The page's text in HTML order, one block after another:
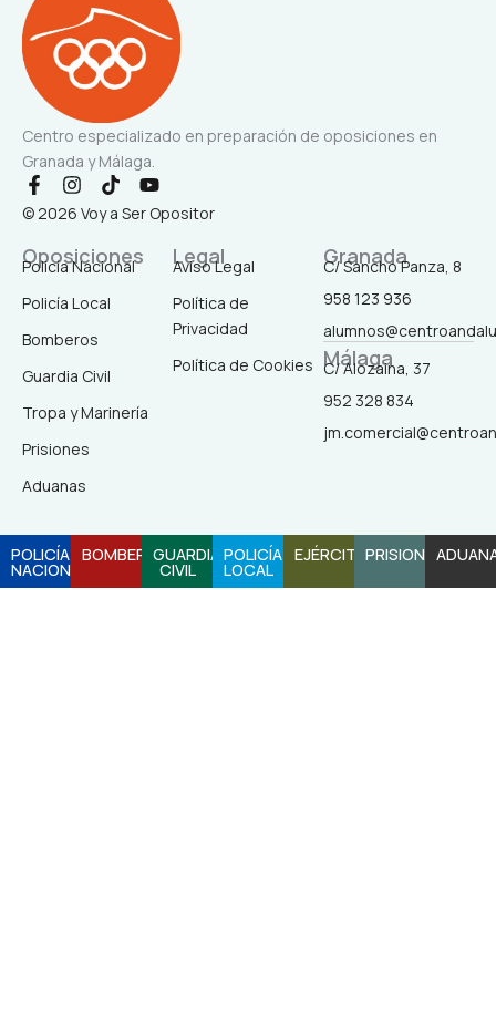
Centro especializado en preparación de oposiciones en
Granada y Málaga.
F
a
c
b
o
-
I
n
s
a
r
m
T
i
k
o
Y
o
u
© 2026 Voy a Ser Opositor
Oposiciones
Policía Nacional
Policía Local
Bomberos
Guardia Civil
Tropa y Marinería
Prisiones
Aduanas
Legal
Aviso Legal
Política de
Privacidad
Política de Cookies
Granada
C/ Sancho Panza, 8
958 123 936
Málaga
C/ Alozaina, 37
952 328 834
POLICÍA
NACIONAL
BOMBEROSGUARDIA
CIVIL
POLICÍA
LOCAL
EJÉRCITOPRISIONES